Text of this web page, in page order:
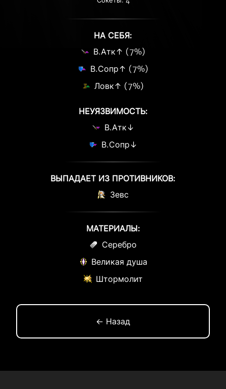
НА СЕБЯ:
В.Атк↑ (7%)
В.Сопр↑ (7%)
Ловк↑ (7%)
НЕУЯЗВИМОСТЬ:
В.Атк↓
В.Сопр↓
ВЫПАДАЕТ ИЗ ПРОТИВНИКОВ:
Зевс
МАТЕРИАЛЫ:
Серебро
Великая душа
Штормолит
← Назад